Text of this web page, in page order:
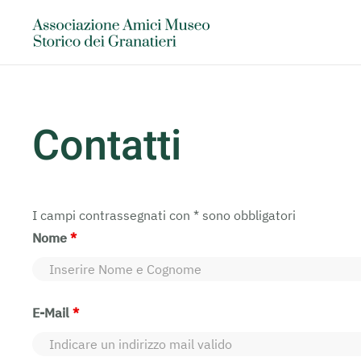
Skip to main content
Contatti
I campi contrassegnati con * sono obbligatori
Nome *
E-Mail *